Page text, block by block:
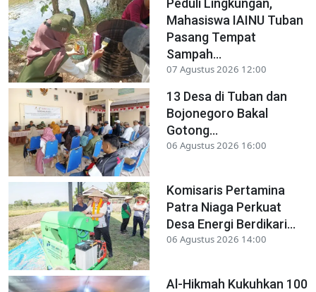
Mahasiswa IAINU Tuban
Pasang Tempat
Sampah...
07 Agustus 2026 12:00
13 Desa di Tuban dan
Bojonegoro Bakal
Gotong...
06 Agustus 2026 16:00
Komisaris Pertamina
Patra Niaga Perkuat
Desa Energi Berdikari...
06 Agustus 2026 14:00
Al-Hikmah Kukuhkan 100